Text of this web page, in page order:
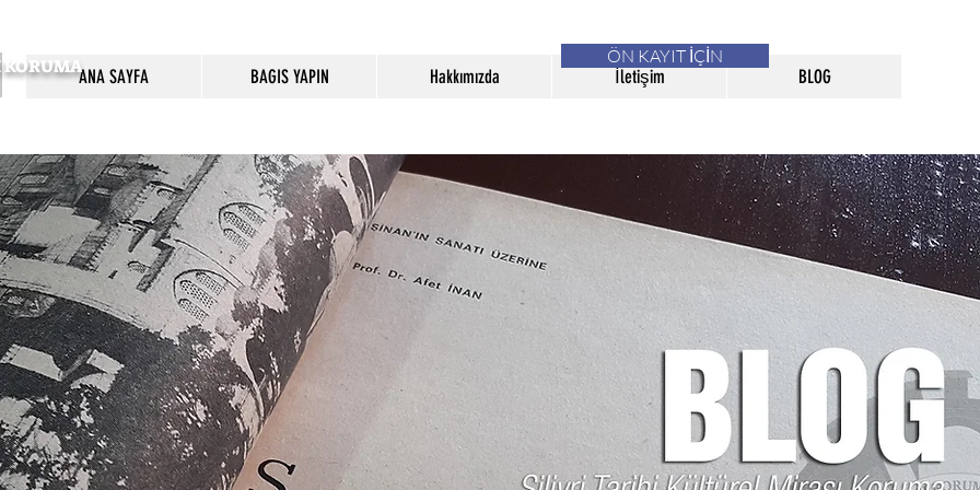
KORUMA
ÖN KAYIT İÇİN
ANA SAYFA BAGIS YAPIN Hakkımızda İletişim BLOG